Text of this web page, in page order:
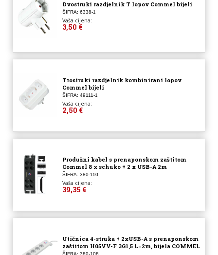
Dvostruki razdjelnik T lopov Commel bijeli
ŠIFRA: 6338-1
Vaša cijena:
3,50 €
Trostruki razdjelnik kombinirani lopov
Commel bijeli
ŠIFRA: 49111-1
Vaša cijena:
2,50 €
Produžni kabel s prenaponskom zaštitom
Commel 8 x schuko + 2 x USB-A 2m
ŠIFRA: 380-110
Vaša cijena:
39,35 €
Utičnica 4-struka + 2xUSB-A s prenaponskom
zaštitom H05VV-F 3G1,5 L=2m, bijela COMMEL
ŠIFRA: 380-108